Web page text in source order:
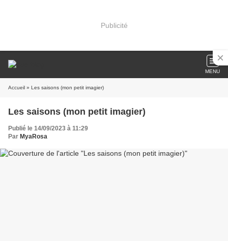
Publicité
MENU
Accueil » Les saisons (mon petit imagier)
Les saisons (mon petit imagier)
Publié le 14/09/2023 à 11:29
Par MyaRosa